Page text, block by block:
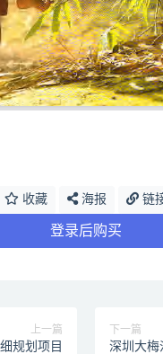
收藏 海报 链
登录后购买
上一篇
规划项目
下一篇
深圳大梅